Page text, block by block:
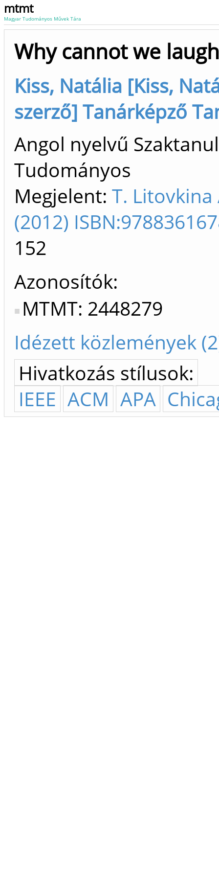
mtmt
Magyar Tudományos Művek Tára
Why cannot we
Kiss, Natália [Kiss,
szerző] Tanárképző
Angol nyelvű
Tudományos
Megjelent: T.
(2012)
152
Azonosítók
MTMT: 2448279
Idézett közlemények
Hivatkozás stílusok:
IEEE ACM APA